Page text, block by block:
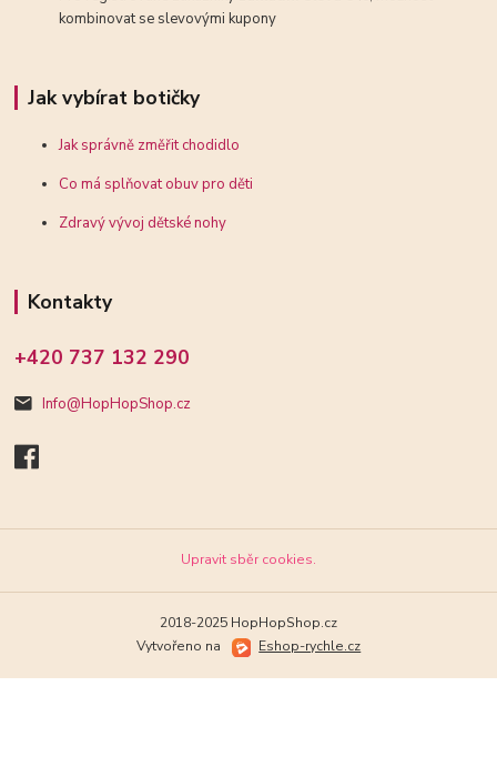
kombinovat se slevovými kupony
Jak vybírat botičky
Jak správně změřit chodidlo
Co má splňovat obuv pro děti
Zdravý vývoj dětské nohy
Kontakty
+420 737 132 290
Info@HopHopShop.cz
Upravit sběr cookies.
2018-2025 HopHopShop.cz
Vytvořeno na
Eshop-rychle.cz